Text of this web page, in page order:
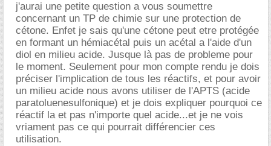
j'aurai une petite question a vous soumettre
concernant un TP de chimie sur une protection de
cétone. Enfet je sais qu'une cétone peut etre protégée
en formant un hémiacétal puis un acétal a l'aide d'un
diol en milieu acide. Jusque là pas de probleme pour
le moment. Seulement pour mon compte rendu je dois
préciser l'implication de tous les réactifs, et pour avoir
un milieu acide nous avons utiliser de l'APTS (acide
paratoluenesulfonique) et je dois expliquer pourquoi ce
réactif la et pas n'importe quel acide...et je ne vois
vriament pas ce qui pourrait différencier ces
utilisation.